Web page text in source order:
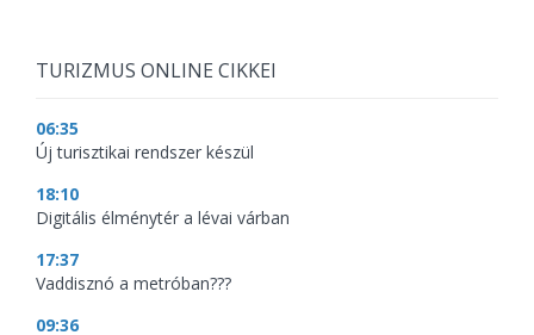
TURIZMUS ONLINE CIKKEI
06:35
Új turisztikai rendszer készül
18:10
Digitális élménytér a lévai várban
17:37
Vaddisznó a metróban???
09:36